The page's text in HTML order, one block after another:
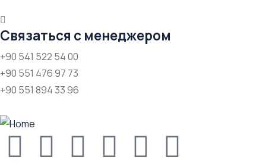
Связаться с менеджером
+90 541 522 54 00
+90 551 476 97 73
+90 551 894 33 96